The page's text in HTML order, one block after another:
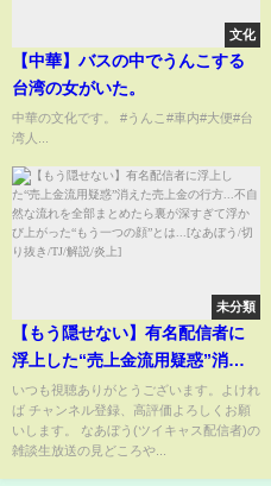
文化
【中華】バスの中でうんこする
台湾の女がいた。
中華の文化です。 #うんこ#車内#大便#台
湾人...
未分類
【もう隠せない】有名配信者に
浮上した“売上金流用疑惑”消え
た売上金の行方...不自然な流れを
全部まとめたら裏が深すぎて浮
かび上がった“もう一つの顔”と
いつも視聴ありがとうございます。よけれ
ば チャンネル登録、高評価よろしくお願
いします。 なあぼう(ツイキャス配信者)の
雑談生放送の見どころや...